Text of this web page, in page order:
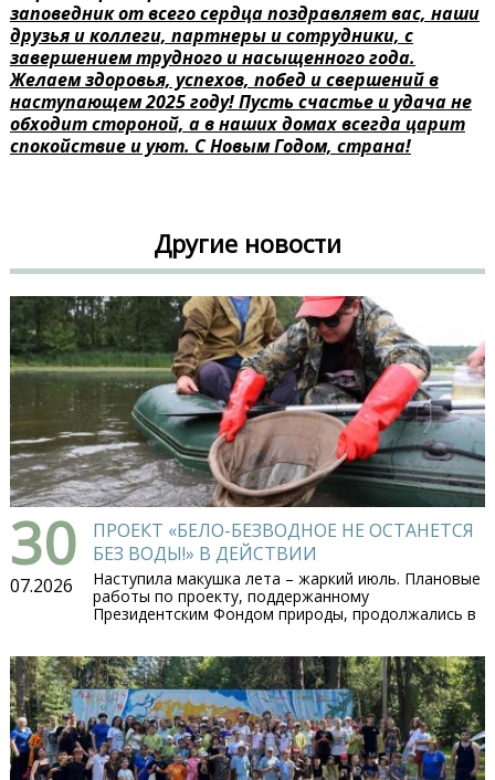
заповедник от всего сердца поздравляет вас, наши
друзья и коллеги, партнеры и сотрудники, с
завершением трудного и насыщенного года.
Желаем здоровья, успехов, побед и свершений в
наступающем 2025 году! Пусть счастье и удача не
обходит стороной, а в наших домах всегда царит
спокойствие и уют. С Новым Годом, страна!
Другие новости
30
07.2026
ПРОЕКТ «БЕЛО-БЕЗВОДНОЕ НЕ ОСТАНЕТСЯ
БЕЗ ВОДЫ!» В ДЕЙСТВИИ
Наступила макушка лета – жаркий июль. Плановые
работы по проекту, поддержанному
Президентским Фондом природы, продолжались в